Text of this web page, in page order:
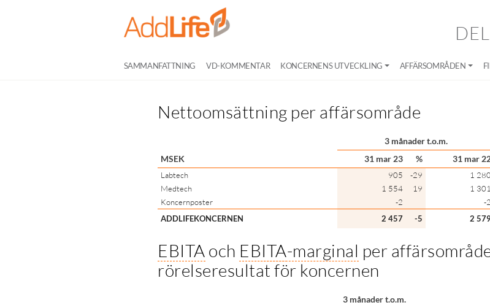
SAMMANFATTNING VD-KOMMENTAR KONCERNENS UTVECKLING AFFÄRSOMRÅDEN
Nettoomsättning per affärsområde
3 månader t.o.m.
MSEK
31 mar 23 % 31 mar
Labtech 905 -29 1 280
Medtech
1 554 19 1 301
Koncernposter
-2 -2
ADDLIFEKONCERNEN
2 457 -5 2
EBITA och EBITA-marginal per
rörelseresultat för koncernen
3 månader t.o.m.